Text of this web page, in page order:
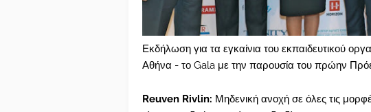
Εκδήλωση για τα εγκαίνια του εκπαιδευτικού
Αθήνα - το Gala με την παρουσία του πρώην
Reuven Rivlin: Μηδενική ανοχή σε όλες τις